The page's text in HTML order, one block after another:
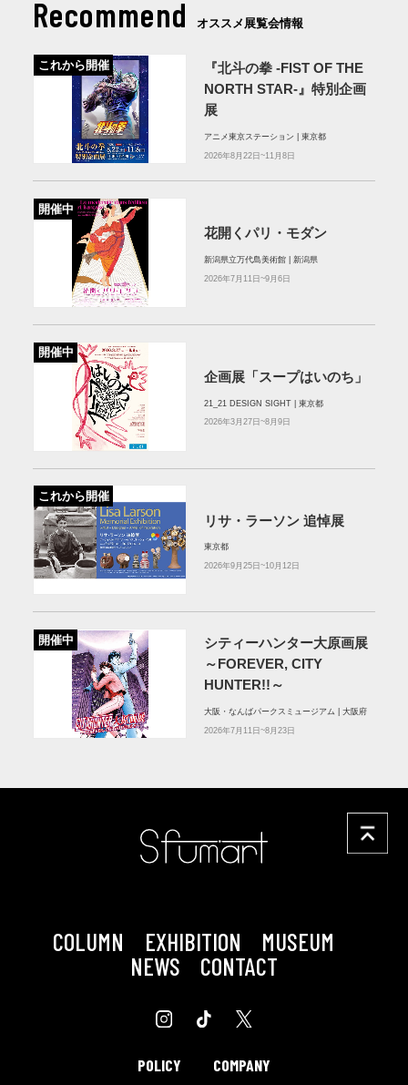
Recommend オススメ展覧会情報
これから開催
『北斗の拳 -FIST OF THE
NORTH STAR-』特別企画
展
アニメ東京ステーション | 東京都
2026年8月22日~11月8日
開催中
花開くパリ・モダン
新潟県立万代島美術館 | 新潟県
2026年7月11日~9月6日
開催中
企画展「スープはいのち」
21_21 DESIGN SIGHT | 東京都
2026年3月27日~8月9日
これから開催
リサ・ラーソン 追悼展
東京都
2026年9月25日~10月12日
開催中
シティーハンター大原画展
～FOREVER, CITY
HUNTER!!～
大阪・なんばパークスミュージアム | 大阪府
2026年7月11日~8月23日
COLUMN EXHIBITION
MUSEUM
NEWS
CONTACT
POLICY COMPANY